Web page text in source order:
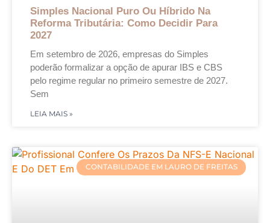
Simples Nacional Puro Ou Híbrido Na
Reforma Tributária: Como Decidir Para
2027
Em setembro de 2026, empresas do Simples
poderão formalizar a opção de apurar IBS e CBS
pelo regime regular no primeiro semestre de 2027.
Sem
LEIA MAIS »
CONTABILIDADE EM LAURO DE FREITAS